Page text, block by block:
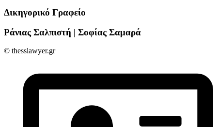
Δικηγορικό Γραφείο
Ράνιας Σαλπιστή | Σοφίας Σαμαρά
© thesslawyer.gr